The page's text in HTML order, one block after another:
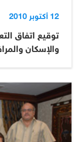
12 أكتوبر 2010
توقيع اتفاق
والإسكان